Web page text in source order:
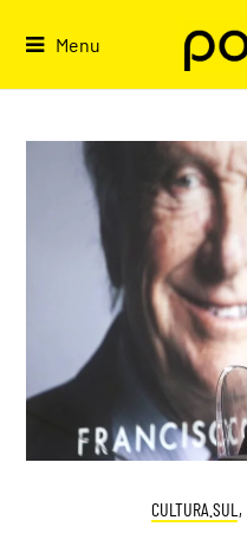
Menu
CULTURA.SUL ,